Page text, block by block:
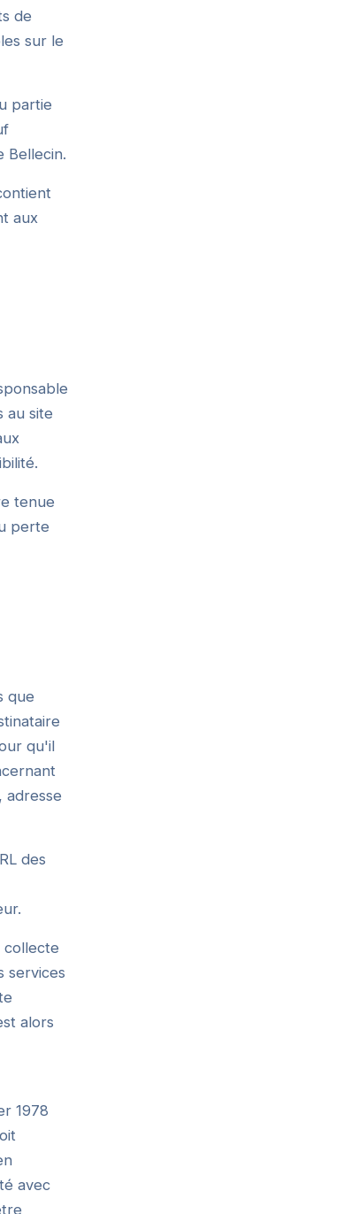
de
sur le
partie
Bellecin.
aux
au site
tenue
perte
que
qu'il
adresse
des
collecte
services
alors
1978
avec